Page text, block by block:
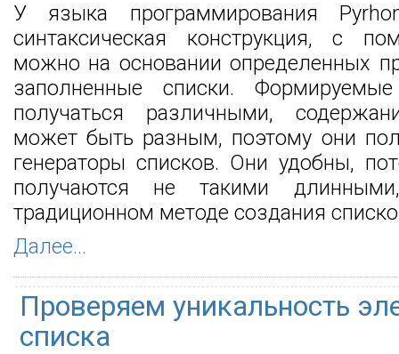
У языка программирования
синтаксическая конструкция, с
можно на основании определенных
заполненные списки.
получаться различными,
может быть разным, поэтому они
генераторы списков. Они удобны,
получаются не такими
традиционном методе создания
Далее...
Проверяем уникальность
списка